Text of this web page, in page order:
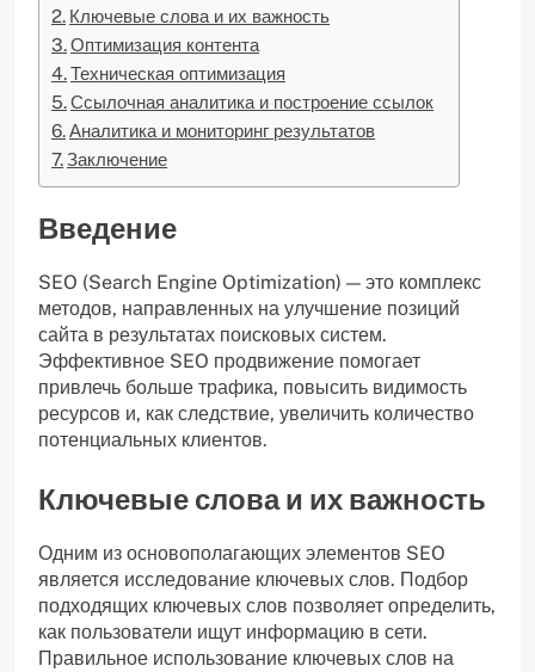
Ключевые слова и их важность
Оптимизация контента
Техническая оптимизация
Ссылочная аналитика и построение ссылок
Аналитика и мониторинг результатов
Заключение
Введение
SEO (Search Engine Optimization) — это комплекс
методов, направленных на улучшение позиций
сайта в результатах поисковых систем.
Эффективное SEO продвижение помогает
привлечь больше трафика, повысить видимость
ресурсов и, как следствие, увеличить количество
потенциальных клиентов.
Ключевые слова и их важность
Одним из основополагающих элементов SEO
является исследование ключевых слов. Подбор
подходящих ключевых слов позволяет определить,
как пользователи ищут информацию в сети.
Правильное использование ключевых слов на